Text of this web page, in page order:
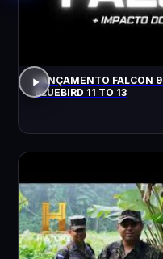
LANÇAMENTO FALCON 9 + IMPACTO NA LUA!!!! | MISSÃO
BLUEBIRD 11 TO 13